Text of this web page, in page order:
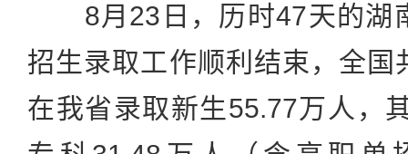
8月23日，历时47天的湖
招生录取工作顺利结束，全国
在我省录取新生55.77万人，